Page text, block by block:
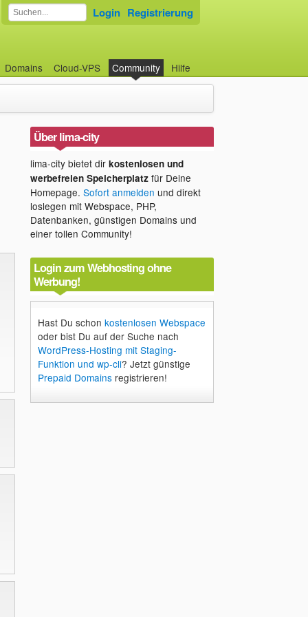
Domains Cloud-VPS Community Hilfe
Login Registrierung
Über lima-city
lima-city bietet dir kostenlosen und
werbefreien Speicherplatzfür Deine
Homepage. Sofort anmelden und direkt
loslegen mit Webspace, PHP,
Datenbanken, günstigen Domains und
einer tollen Community!
Login zum Webhosting ohne
Werbung!
Hast Du schon kostenlosen Webspace
oder bist Du auf der Suche nach
WordPress-Hosting mit Staging-
Funktion und wp-cli? Jetzt günstige
Prepaid Domainsregistrieren!